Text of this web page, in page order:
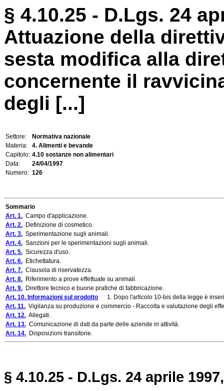
§ 4.10.25 - D.Lgs. 24
Attuazione della
sesta modifica alla
concernente il
degli [...]
Settore:
Normativa nazionale
Materia:
4. Alimenti e bevande
Capitolo: 4.10 sostanze non alimentari
Data:
24/04/1997
Numero: 126
Sommario
Art. 1. Campo d'applicazione.
Art. 2. Definizione di cosmetico.
Art. 3. Sperimentazione sugli animali.
Art. 4. Sanzioni per le sperimentazioni sugli animali.
Art. 5. Sicurezza d'uso.
Art. 6. Etichettatura.
Art. 7. Clausola di riservatezza.
Art. 8. Riferimento a prove effettuate su animali.
Art. 9. Direttore tecnico e buone pratiche di fabbricazione.
Art. 10. Informazioni sul prodotto 1. Dopo l'articolo 10-bis della legge è
Art. 11. Vigilanza su produzione e commercio - Raccolta e valutazione degli
Art. 12. Allegati.
Art. 13. Comunicazione di dati da parte delle aziende in attività.
Art. 14. Disposizioni transitorie.
§ 4.10.25 - D.Lgs. 24 aprile